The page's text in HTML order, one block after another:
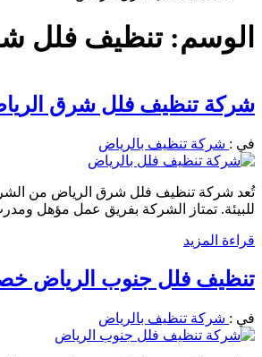
الوسم:تنظيف فلل
شركة تنظيف فلل شرق الرياض خصومات تصل 40% احجز
في : شركة تنظيف بالرياض
تُعد شركة تنظيف فلل شرق الرياض من
للبيئة. تمتاز الشركة بفريق عمل مؤهل
قراءة المزيد
تنظيف فلل جنوب الرياض خصومات تصل الي
في : شركة تنظيف بالرياض